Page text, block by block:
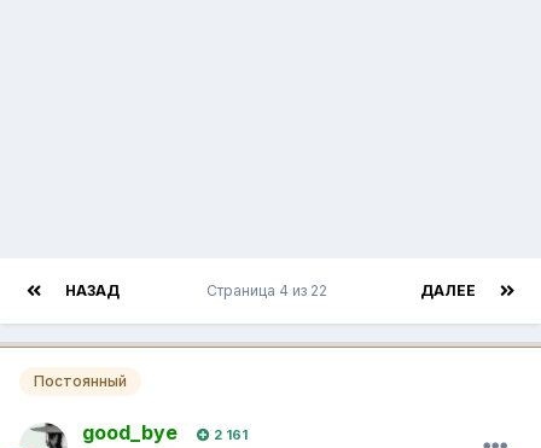
НАЗАД ДАЛЕЕ
Страница 4 из 22
Постоянный
good_bye 2 161